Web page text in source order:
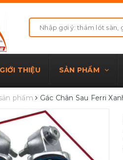
GIỚI THIỆU SẢN PHẨM
phẩm Gác Chân Sau Ferri